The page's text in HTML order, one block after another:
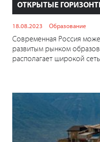
ОТКРЫТЫЕ
18.08.2023 Образование
Современная Россия
развитым рынком
располагает широкой